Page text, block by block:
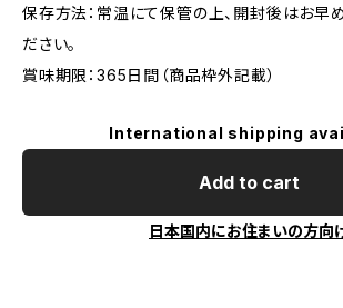
保存方法：常温にて保管の上、開封後はお早
ださい。
賞味期限：365日間（商品枠外記載）
International shipping
Add to cart
日本国内にお住まいの方向